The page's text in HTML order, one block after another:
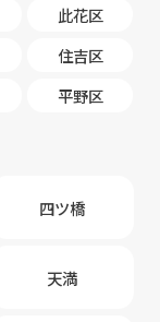
此花区
住吉区
平野区
四ツ橋
天満